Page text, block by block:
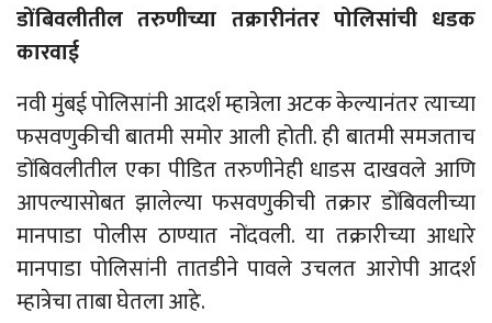
डोंबिवलीतील तरुणीच्या तक्रारीनंतर पोलिसांची धडक
कारवाई
नवी मुंबई पोलिसांनी आदर्श म्हात्रेला अटक केल्यानंतर त्याच्या
फसवणुकीची बातमी समोर आली होती. ही बातमी समजताच
डोंबिवलीतील एका पीडित तरुणीनेही धाडस दाखवले आणि
आपल्यासोबत झालेल्या फसवणुकीची तक्रार डोंबिवलीच्या
मानपाडा पोलीस ठाण्यात नोंदवली. या तक्रारीच्या आधारे
मानपाडा पोलिसांनी तातडीने पावले उचलत आरोपी आदर्श
म्हात्रेचा ताबा घेतला आहे.